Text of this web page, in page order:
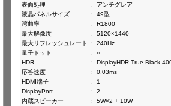
表面処理
:
アンチグレア
液晶パネルサイズ
:
49型
湾曲率
:
R1800
最大解像度
:
5120×1440
最大リフレッシュレート
:
240Hz
量子ドット
:
○
HDR
:
DisplayHDR True Black
応答速度
:
0.03ms
HDMI端子
:
1
DisplayPort
:
2
内蔵スピーカー
: 5W×2 + 10W